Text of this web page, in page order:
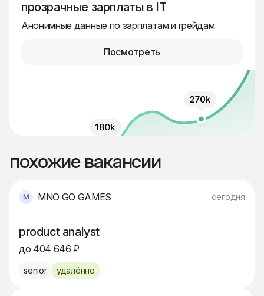
прозрачные зарплаты в IT
Анонимные данные по зарплатам и грейдам
Посмотреть
похожие вакансии
MNO GO GAMES сегодня
product analyst
до 404 646 ₽
senior удалённо